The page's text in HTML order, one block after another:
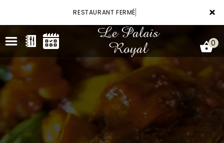
×
RESTAURANT FERMÉ
ACCUEIL
LA CARTE
0